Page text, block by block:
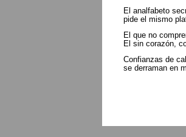
El analfabeto
pide el mismo
El que no
El sin corazón,
Confianzas de
se derraman en